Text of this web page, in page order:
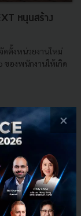
หนุนสร้าง
ดตั้งหน่วยงานใหม่
องพนักงานให้เกิด
×